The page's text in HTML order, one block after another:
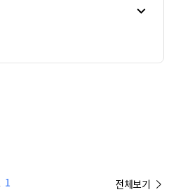
1 전체보기